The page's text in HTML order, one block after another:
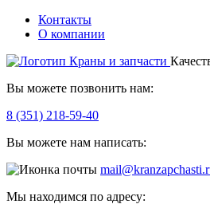
Контакты
О компании
Вы можете позвонить нам:
8 (351) 218-59-40
Вы можете нам написать:
Мы находимся по адресу: